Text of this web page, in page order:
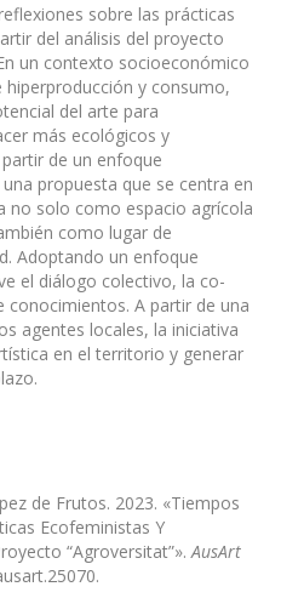
sobre las prácticas
del análisis del proyecto
un contexto socioeconómico
y consumo,
del arte para
más ecológicos y
de un enfoque
una propuesta que se centra en
no solo como espacio agrícola
como lugar de
Adoptando un enfoque
el diálogo colectivo, la co-
conocimientos. A partir de una
agentes locales, la iniciativa
en el territorio y generar
de Frutos. 2023. «Tiempos
Ecofeministas Y
“Agroversitat”». AusArt